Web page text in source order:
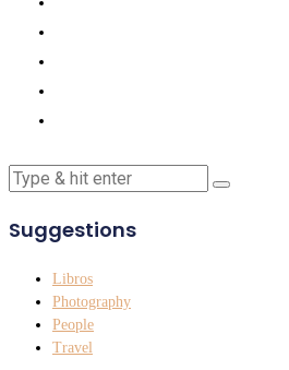
Suggestions
Libros
Photography
People
Travel